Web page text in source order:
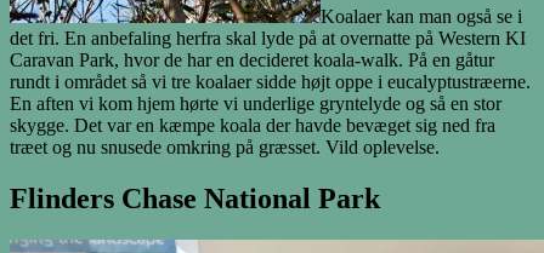
Koalaer kan man også se i
det fri. En anbefaling herfra skal lyde på at overnatte på Western KI
Caravan Park, hvor de har en decideret koala-walk. På en gåtur
rundt i området så vi tre koalaer sidde højt oppe i eucalyptustræerne.
En aften vi kom hjem hørte vi underlige gryntelyde og så en stor
skygge. Det var en kæmpe koala der havde bevæget sig ned fra
træet og nu snusede omkring på græsset. Vild oplevelse.
Flinders Chase National Park